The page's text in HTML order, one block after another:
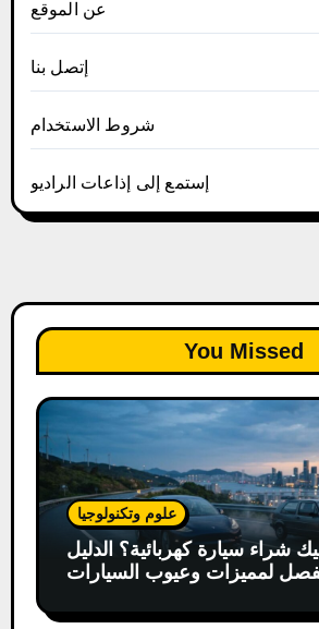
عن الموقع
إتصل بنا
شروط الاستخدام
إستمع إلى إذاعات الراديو
You Missed
علوم وتكنولوجيا
شراء سيارة كهربائية؟ الدليل
لمميزات وعيوب السيارات